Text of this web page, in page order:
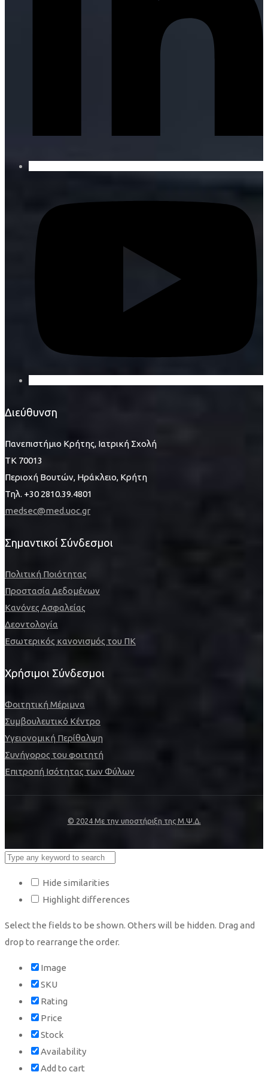
Διεύθυνση
Πανεπιστήμιο Κρήτης, Ιατρική Σχολή
ΤΚ 70013
Περιοχή Βουτών, Ηράκλειο, Κρήτη
Τηλ. +30 2810.39.4801
medsec@med.uoc.gr
Σημαντικοί Σύνδεσμοι
Πολιτική Ποιότητας
Προστασία Δεδομένων
Κανόνες Ασφαλείας
Δεοντολογία
Εσωτερικός κανονισμός του ΠΚ
Χρήσιμοι Σύνδεσμοι
Φοιτητική Μέριμνα
Συμβουλευτικό Κέντρο
Υγειονομική Περίθαλψη
Συνήγορος του φοιτητή
Επιτροπή Ισότητας των Φύλων
© 2024 Με την υποστήριξη της Μ.Ψ.Δ.
Hide similarities
Highlight differences
Select the fields to be shown. Others will be hidden. Drag and
drop to rearrange the order.
Image
SKU
Rating
Price
Stock
Availability
Add to cart